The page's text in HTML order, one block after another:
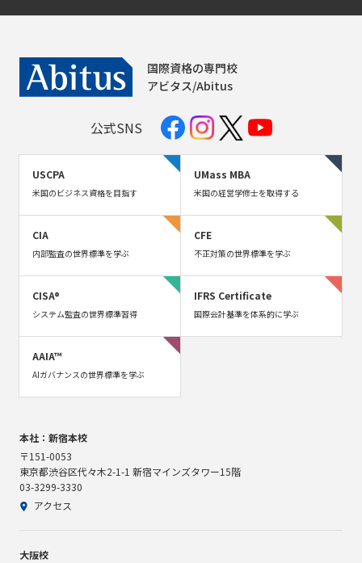
国際資格の専門校
アビタス/Abitus
公式SNS
USCPA
米国のビジネス資格を目指す
UMass MBA
米国の経営学修士を取得する
CIA
内部監査の世界標準を学ぶ
CFE
不正対策の世界標準を学ぶ
CISA®
システム監査の世界標準習得
IFRS Certificate
国際会計基準を体系的に学ぶ
AAIA™
AIガバナンスの世界標準を学ぶ
本社：新宿本校
〒151-0053
東京都渋谷区代々木2-1-1 新宿マインズタワー15階
03-3299-3330
アクセス
大阪校